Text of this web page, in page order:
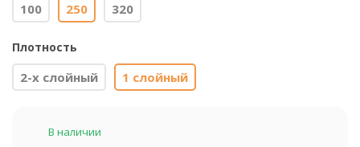
100 250 320
Плотность
2-х слойный 1 слойный
В наличии